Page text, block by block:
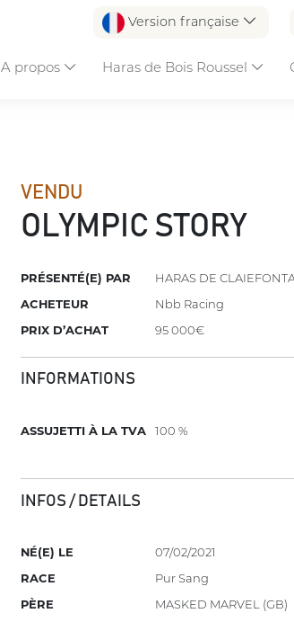
Version française
A propos Haras de Bois Roussel
VENDU
OLYMPIC STORY
PRÉSENTÉ(E) PAR
HARAS DE
ACHETEUR
Nbb Racing
PRIX D’ACHAT
95 000€
INFORMATIONS
ASSUJETTI À LA TVA 100 %
INFOS / DETAILS
NÉ(E) LE
07/02/2021
RACE
Pur Sang
PÈRE
MASKED MARVEL (GB)